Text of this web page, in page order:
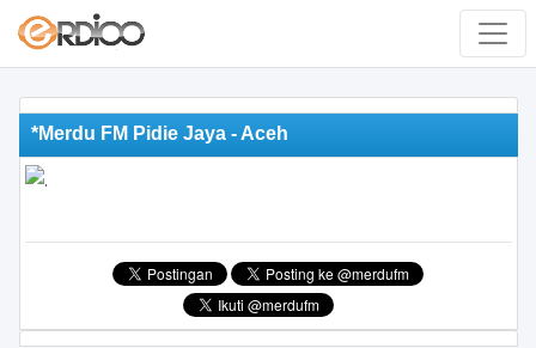
*Merdu FM Pidie Jaya - Aceh